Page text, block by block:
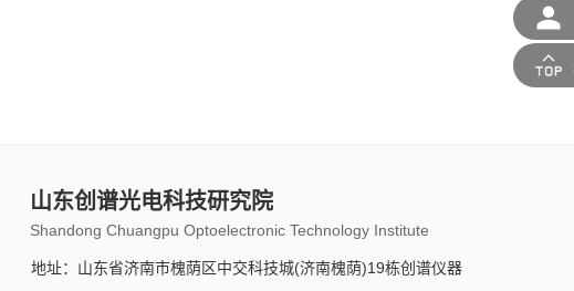
山东创谱光电科技研究院
Shandong Chuangpu Optoelectronic Technology Institute
地址：山东省济南市槐荫区中交科技城(济南槐荫)19栋创谱仪器